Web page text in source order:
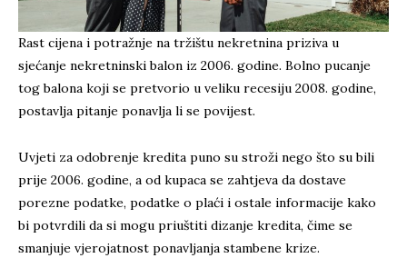
Rast cijena i potražnje na tržištu nekretnina priziva u
sjećanje nekretninski balon iz 2006. godine. Bolno pucanje
tog balona koji se pretvorio u veliku recesiju 2008. godine,
postavlja pitanje ponavlja li se povijest.
Uvjeti za odobrenje kredita puno su stroži nego što su bili
prije 2006. godine, a od kupaca se zahtjeva da dostave
porezne podatke, podatke o plaći i ostale informacije kako
bi potvrdili da si mogu priuštiti dizanje kredita, čime se
smanjuje vjerojatnost ponavljanja stambene krize.